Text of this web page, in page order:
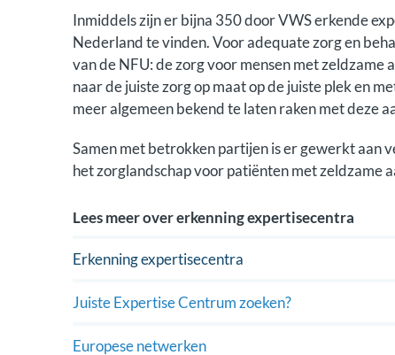
Inmiddels zijn er bijna 350 door VWS erkende
Nederland te vinden. Voor adequate zorg en
van de NFU: de zorg voor mensen met
naar de juiste zorg op maat op de juiste plek en
meer algemeen bekend te laten raken met deze
Samen met betrokken partijen is er gewerkt aan
het zorglandschap voor patiënten met zeldzame
Lees meer overerkenning expertisecentra
Erkenning expertisecentra
Juiste Expertise Centrum zoeken?
Europese netwerken